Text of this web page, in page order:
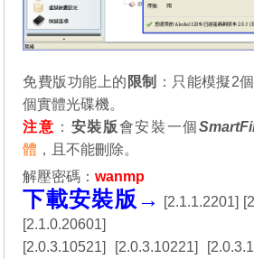
免費版功能上的 限制
：只能模擬2
個實體光碟機。
注意 ： 安裝版會安裝一個
體 ，且不能刪除。
解壓密碼：wanmp
下載安裝版→ [2.1.1.2201] [
[2.1.0.20601]
[2.0.3.10521] [2.0.3.10221] [